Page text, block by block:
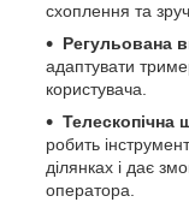
схоплення та
Регульована
адаптувати
користувача.
Телескопічна
робить
ділянках і дає
оператора.